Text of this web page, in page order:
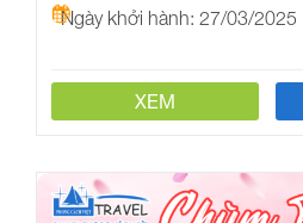
Ngày khởi hành: 27/03/2025
XEM